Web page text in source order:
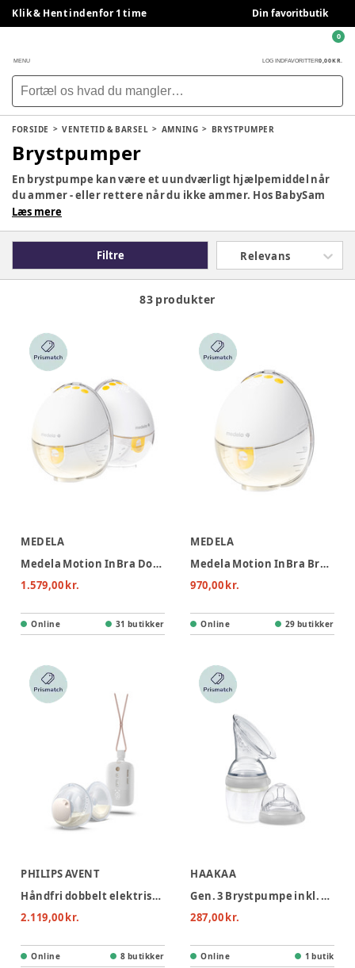
Klik & Hent indenfor 1 time Din favoritbutik
MENU LOG INDFAVORITTER0,00 KR.
0
FORSIDE VENTETID & BARSEL AMNING BRYSTPUMPER
Brystpumper
En brystpumpe kan være et uundværligt hjælpemiddel når
du ammer - eller rettere når du ikke ammer. Hos BabySam
har vi både manuelle brystpumper og elektriske
Læs mere
Filtre Relevans
83 produkter
MEDELA
Medela Motion InBra Dobbelt Brystpumpe
1.579,00 kr.
Online 31 butikker
MEDELA
Medela Motion InBra Brystpumpe Enkelt
970,00 kr.
Online 29 butikker
PHILIPS AVENT
Håndfri dobbelt elektrisk brystpumpe
2.119,00 kr.
Online 8 butikker
HAAKAA
Gen. 3 Brystpumpe inkl. Flasketud
287,00 kr.
Online 1 butik